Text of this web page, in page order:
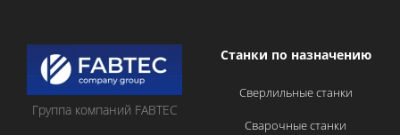
Группа компаний FABTEC
Станки по назначению
Сверлильные станки
Сварочные станки